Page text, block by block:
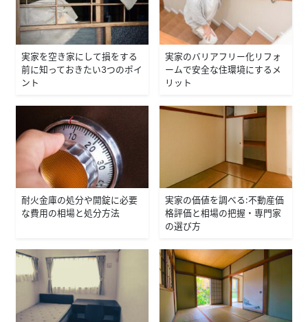
実家を空き家にして損をする
前に知っておきたい3つのポイ
ント
実家のバリアフリー化リフォ
ームで安全な住環境にするメ
リット
耐火金庫の処分や開錠に必要
な費用の相場と処分方法
実家の価値を調べる：不動産価
格評価と相場の把握・専門家
の選び方